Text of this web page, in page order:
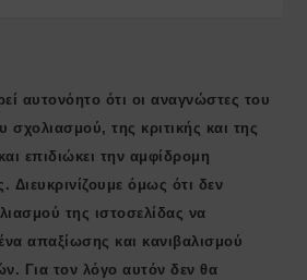
αυτονόητο ότι οι αναγνώστες του
σχολιασμού, της κριτικής και της
επιδιώκει την αμφίδρομη
Διευκρινίζουμε όμως ότι δεν
της ιστοσελίδας να
απαξίωσης και κανιβαλισμού
Για τον λόγο αυτόν δεν θα